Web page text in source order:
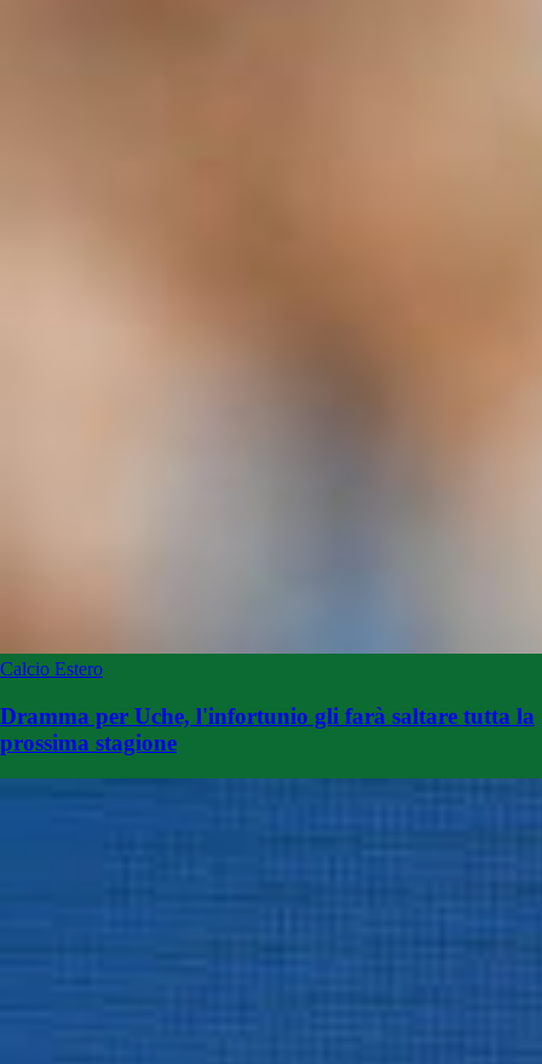
Calcio Estero
Dramma per Uche, l'infortunio gli farà saltare tutta la
prossima stagione